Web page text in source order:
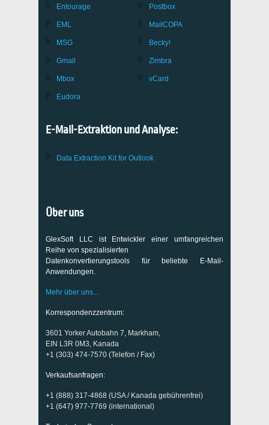
Entourage
EML
MSG
Gmail
Mbox
Eudora
Postbox
MailCOPA
Becky!
Zimbra
vCard
E-Mail-Extraktion und Analyse:
Data Extraction Kit for Outlook
Über uns
GlexSoft LLC ist Entwickler einer umfangreichen
Reihe von spezialisierten
Datenkonvertierungstools für beliebte E-Mail-
Anwendungen.
Mehr über uns...
Korrespondenzzentrum:
3601 Yorker Autobahn 7, Markham,
EIN L3R 0M3, Kanada
+1 (303) 474-7570 (Telefon / Fax)
Verkaufsanfragen:
+1 (888) 317-4868 (USA / Kanada gebührenfrei)
+1 (647) 977-7769 (international)